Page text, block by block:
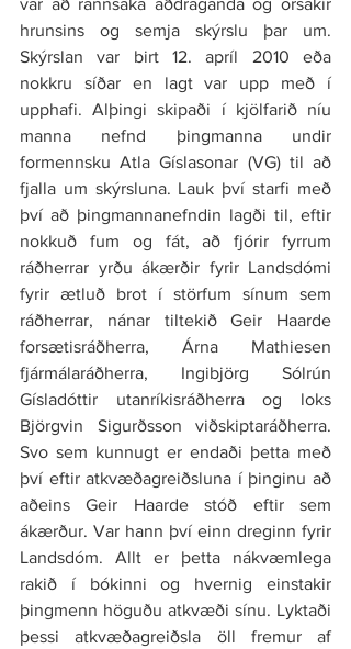
var að rannsaka aðdraganda og orsakir
hrunsins og semja skýrslu þar um.
Skýrslan var birt 12. apríl 2010 eða
nokkru síðar en lagt var upp með í
upphafi. Alþingi skipaði í kjölfarið níu
manna nefnd þingmanna undir
formennsku Atla Gíslasonar (VG) til að
fjalla um skýrsluna. Lauk því starfi með
því að þingmannanefndin lagði til, eftir
nokkuð fum og fát, að fjórir fyrrum
ráðherrar yrðu ákærðir fyrir Landsdómi
fyrir ætluð brot í störfum sínum sem
ráðherrar, nánar tiltekið Geir Haarde
forsætisráðherra, Árna Mathiesen
fjármálaráðherra, Ingibjörg Sólrún
Gísladóttir utanríkisráðherra og loks
Björgvin Sigurðsson viðskiptaráðherra.
Svo sem kunnugt er endaði þetta með
því eftir atkvæðagreiðsluna í þinginu að
aðeins Geir Haarde stóð eftir sem
ákærður. Var hann því einn dreginn fyrir
Landsdóm. Allt er þetta nákvæmlega
rakið í bókinni og hvernig einstakir
þingmenn höguðu atkvæði sínu. Lyktaði
þessi atkvæðagreiðsla öll fremur af